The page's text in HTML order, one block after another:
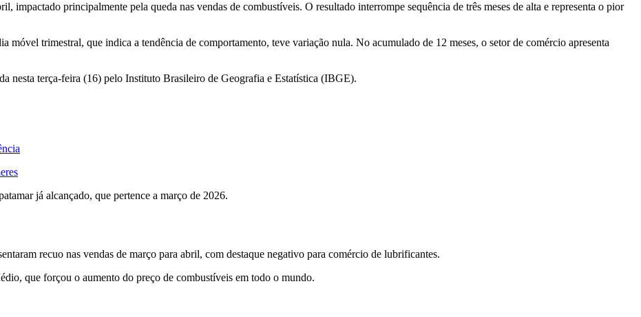
impactado principalmente pela queda nas vendas de combustíveis. O resultado interrompe sequência de três meses de alta e representa o pior
trimestral, que indica a tendência de comportamento, teve variação nula. No acumulado de 12 meses, o setor de comércio apresenta
nesta terça-feira (16) pelo Instituto Brasileiro de Geografia e Estatística (IBGE).
já alcançado, que pertence a março de 2026.
recuo nas vendas de março para abril, com destaque negativo para comércio de lubrificantes.
que forçou o aumento do preço de combustíveis em todo o mundo.